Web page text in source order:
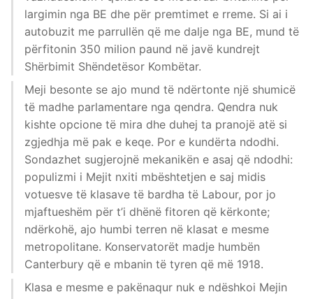
largimin nga BE dhe për premtimet e rreme. Si ai i
autobuzit me parrullën që me dalje nga BE, mund të
përfitonin 350 milion paund në javë kundrejt
Shërbimit Shëndetësor Kombëtar.
Meji besonte se ajo mund të ndërtonte një shumicë
të madhe parlamentare nga qendra. Qendra nuk
kishte opcione të mira dhe duhej ta pranojë atë si
zgjedhja më pak e keqe. Por e kundërta ndodhi.
Sondazhet sugjerojnë mekanikën e asaj që ndodhi:
populizmi i Mejit nxiti mbështetjen e saj midis
votuesve të klasave të bardha të Labour, por jo
mjaftueshëm për t’i dhënë fitoren që kërkonte;
ndërkohë, ajo humbi terren në klasat e mesme
metropolitane. Konservatorët madje humbën
Canterbury që e mbanin të tyren që më 1918.
Klasa e mesme e pakënaqur nuk e ndëshkoi Mejin